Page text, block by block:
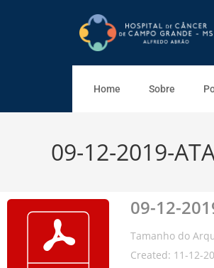
Home Sobre
09-12-2019-
09-12-
Tamanho do
Created: 11-12-